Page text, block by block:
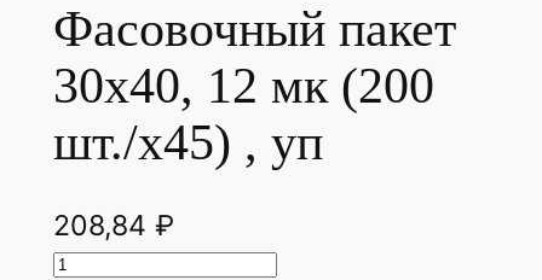
Фасовочный пакет
30х40, 12 мк (200
шт./х45) , уп
208,84 ₽
К